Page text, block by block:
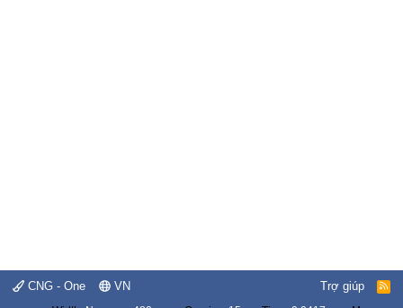
CNG - One VN Trợ giúp
R